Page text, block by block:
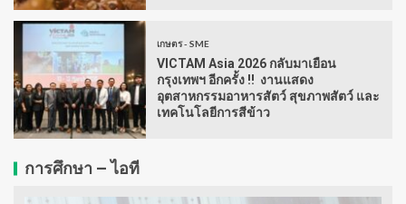
เกษตร - SME
VICTAM Asia 2026 กลับมาเยือน
กรุงเทพฯ อีกครั้ง !! งานแสดง
อุตสาหกรรมอาหารสัตว์ สุขภาพสัตว์ และ
เทคโนโลยีการสีข้าว
การศึกษา – ไอที